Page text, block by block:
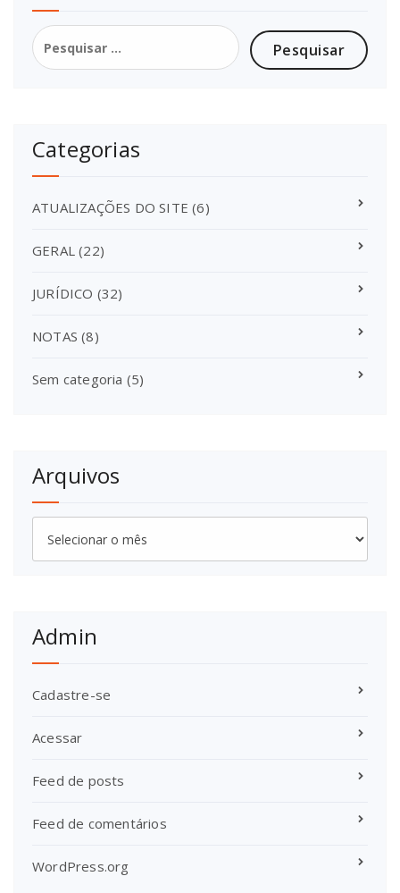
Pesquisar
por:
Categorias
ATUALIZAÇÕES DO SITE (6)
GERAL (22)
JURÍDICO (32)
NOTAS (8)
Sem categoria (5)
Arquivos
Admin
Cadastre-se
Acessar
Feed de posts
Feed de comentários
WordPress.org